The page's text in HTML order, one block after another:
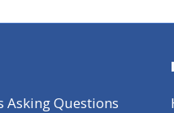
Asking Questions